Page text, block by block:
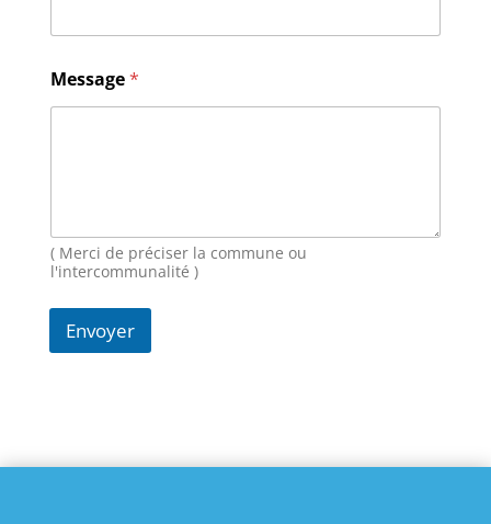
i
N
o
m
g
e
Message*
( Merci de préciser la commune ou
l'intercommunalité )
Envoyer